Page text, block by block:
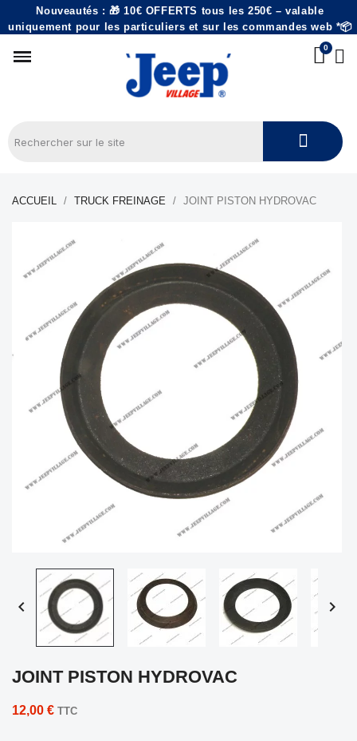
Nouveautés : 🎁 10€ OFFERTS tous les 250€ – valable
uniquement pour les particuliers et sur les commandes web *📦
ACCUEIL TRUCK FREINAGE JOINT PISTON HYDROVAC
 
JOINT PISTON HYDROVAC
12,00 € TTC